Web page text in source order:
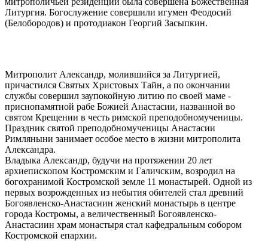
Литургия. Богослужение совершили игумен Феодосий
(Белобородов) и протодиакон Георгий Засыпкин.
Митрополит Александр, молившийся за Литургией,
причастился Святых Христовых Тайн, а по окончании
службы совершил заупокойную литию по своей маме -
приснопамятной рабе Божией Анастасии, названной во
святом Крещении в честь римской преподобномученицы.
Праздник святой преподобномученицы Анастасии
Римляныни занимает особое место в жизни митрополита
Александра.
Владыка Александр, будучи на протяжении 20 лет
архиепископом Костромским и Галичским, возродил на
богохранимой Костромской земле 11 монастырей. Одной из
первых возрожденных из небытия обителей стал древний
Богоявленско-Анастасиин женский монастырь в центре
города Костромы, а величественный Богоявленско-
Анастасиин храм монастыря стал кафедральным собором
Костромской епархии.